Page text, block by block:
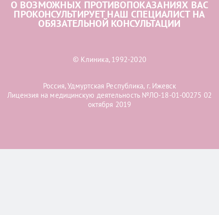
О ВОЗМОЖНЫХ ПРОТИВОПОКАЗАНИЯХ ВАС
ПРОКОНСУЛЬТИРУЕТ НАШ СПЕЦИАЛИСТ НА
ОБЯЗАТЕЛЬНОЙ КОНСУЛЬТАЦИИ
© Клиника, 1992-2020
Россия, Удмуртская Республика, г. Ижевск
Лицензия на медицинскую деятельность №ЛО-18-01-00275 02
октября 2019